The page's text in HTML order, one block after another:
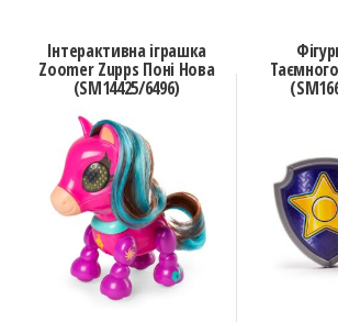
Інтерактивна іграшка
Zoomer Zupps Поні Нова
(SM14425/6496)